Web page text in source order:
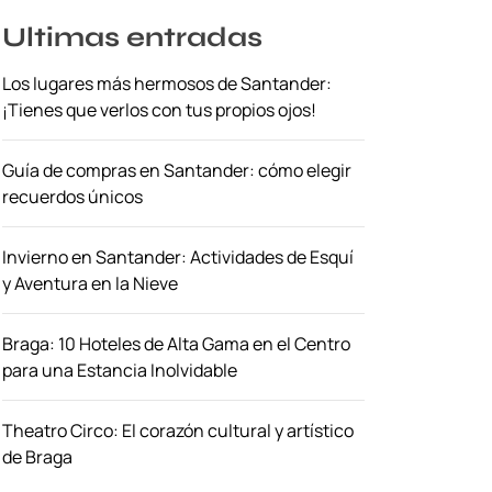
Ultimas entradas
Los lugares más hermosos de Santander:
¡Tienes que verlos con tus propios ojos!
Guía de compras en Santander: cómo elegir
recuerdos únicos
Invierno en Santander: Actividades de Esquí
y Aventura en la Nieve
Braga: 10 Hoteles de Alta Gama en el Centro
para una Estancia Inolvidable
Theatro Circo: El corazón cultural y artístico
de Braga